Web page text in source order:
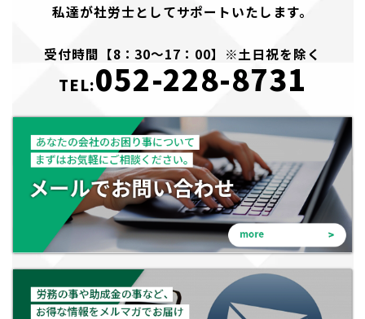
私達が社労士としてサポートいたします。
受付時間【8：30～17：00】※土日祝を除く
TEL:052-228-8731